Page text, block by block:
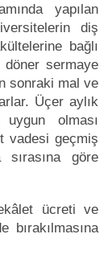
yapılan
diş
bağlı
döner sermaye
sonraki mal ve
Üçer aylık
uygun olması
vadesi geçmiş
sırasına göre
ücreti ve
bırakılmasına